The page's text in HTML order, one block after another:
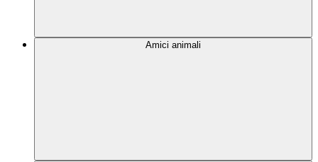
Amici animali